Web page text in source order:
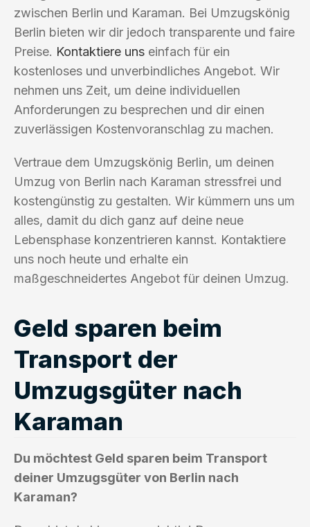
zwischen Berlin und Karaman. Bei Umzugskönig
Berlin bieten wir dir jedoch transparente und faire
Preise. Kontaktiere uns einfach für ein
kostenloses und unverbindliches Angebot. Wir
nehmen uns Zeit, um deine individuellen
Anforderungen zu besprechen und dir einen
zuverlässigen Kostenvoranschlag zu machen.
Vertraue dem Umzugskönig Berlin, um deinen
Umzug von Berlin nach Karaman stressfrei und
kostengünstig zu gestalten. Wir kümmern uns um
alles, damit du dich ganz auf deine neue
Lebensphase konzentrieren kannst. Kontaktiere
uns noch heute und erhalte ein
maßgeschneidertes Angebot für deinen Umzug.
Geld sparen beim
Transport der
Umzugsgüter nach
Karaman
Du möchtest Geld sparen beim Transport
deiner Umzugsgüter von Berlin nach
Karaman?